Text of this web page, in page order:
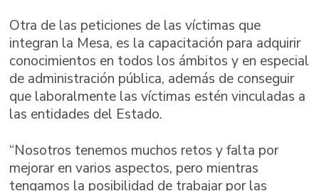
Otra de las peticiones de las víctimas que
integran la Mesa, es la capacitación para adquirir
conocimientos en todos los ámbitos y en especial
de administración pública, además de conseguir
que laboralmente las víctimas estén vinculadas a
las entidades del Estado.
“Nosotros tenemos muchos retos y falta por
mejorar en varios aspectos, pero mientras
tengamos la posibilidad de trabajar por las